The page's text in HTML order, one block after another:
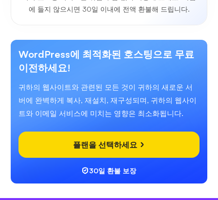
에 들지 않으시면 30일 이내에 전액 환불해 드립니다.
WordPress에 최적화된 호스팅으로 무료
이전하세요!
귀하의 웹사이트와 관련된 모든 것이 귀하의 새로운 서
버에 완벽하게 복사, 재설치, 재구성되며, 귀하의 웹사이
트와 이메일 서비스에 미치는 영향은 최소화됩니다.
플랜을 선택하세요
30일 환불 보장